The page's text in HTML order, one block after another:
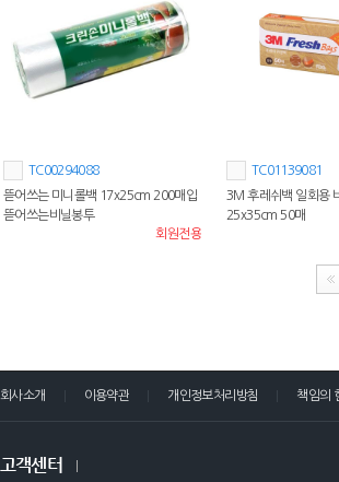
TC00294088
뜯어쓰는 미니롤백 17x25cm 200매입
뜯어쓰는비닐봉투
회원전용
TC01139081
3M 후레쉬백 일회용
25x35cm 50매
회사소개 이용약관 개인정보처리방침 책임의
고객센터